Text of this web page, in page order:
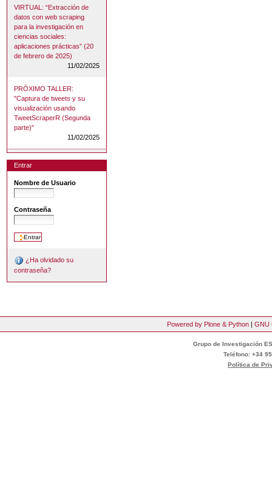
VIRTUAL: “Extracción de
datos con web scraping
para la investigación en
ciencias sociales:
aplicaciones prácticas” (20
de febrero de 2025)
11/02/2025
PRÓXIMO TALLER:
"Captura de tweets y su
visualización usando
TweetScraperR (Segunda
parte)"
11/02/2025
Entrar
Nombre de Usuario
Contraseña
¿Ha olvidado su
contraseña?
Powered by Plone & Python | GNU
Grupo de Investigación
Teléfono: +34
Política de